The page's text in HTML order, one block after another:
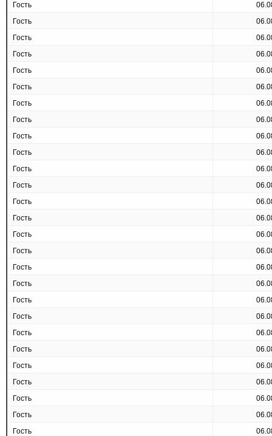
Гость
Гость
Гость
Гость
Гость
Гость
Гость
Гость
Гость
Гость
Гость
Гость
Гость
Гость
Гость
Гость
Гость
Гость
Гость
Гость
Гость
Гость
Гость
Гость
Гость
Гость
Гость